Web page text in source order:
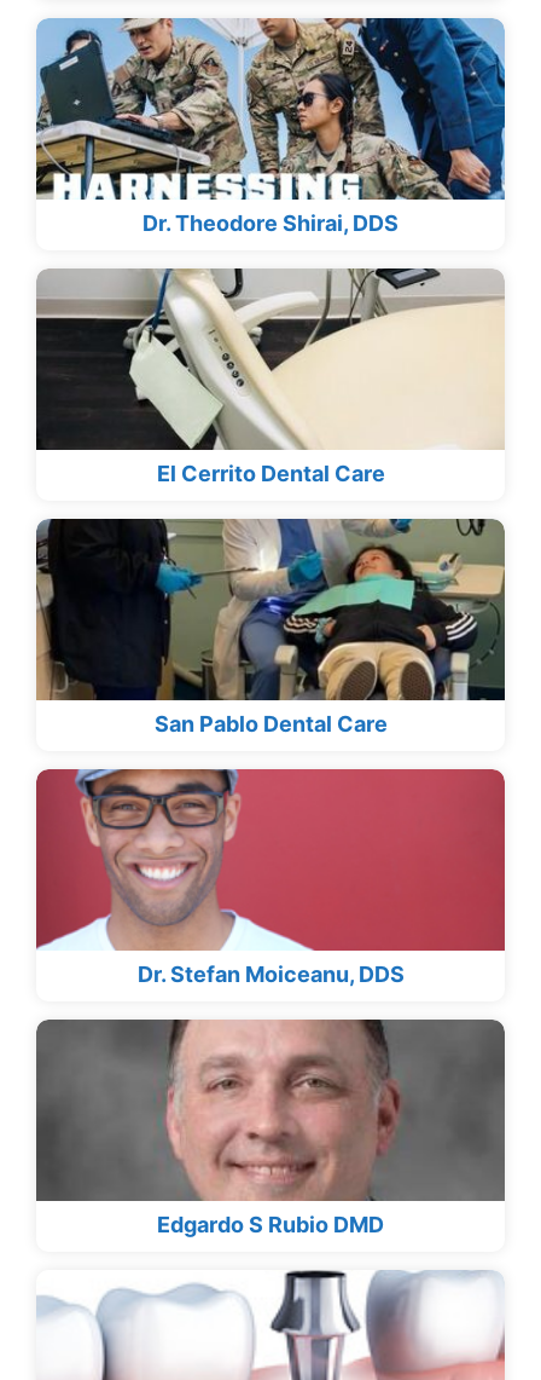
Dr. Theodore Shirai, DDS
El Cerrito Dental Care
San Pablo Dental Care
Dr. Stefan Moiceanu, DDS
Edgardo S Rubio DMD